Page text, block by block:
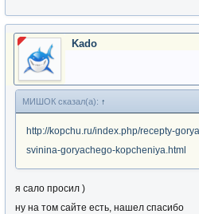
Kado
МИШОК сказал(а): ↑
http://kopchu.ru/index.php/recepty-
svinina-goryachego-kopcheniya.html
я сало просил )
ну на том сайте есть, нашел спасибо